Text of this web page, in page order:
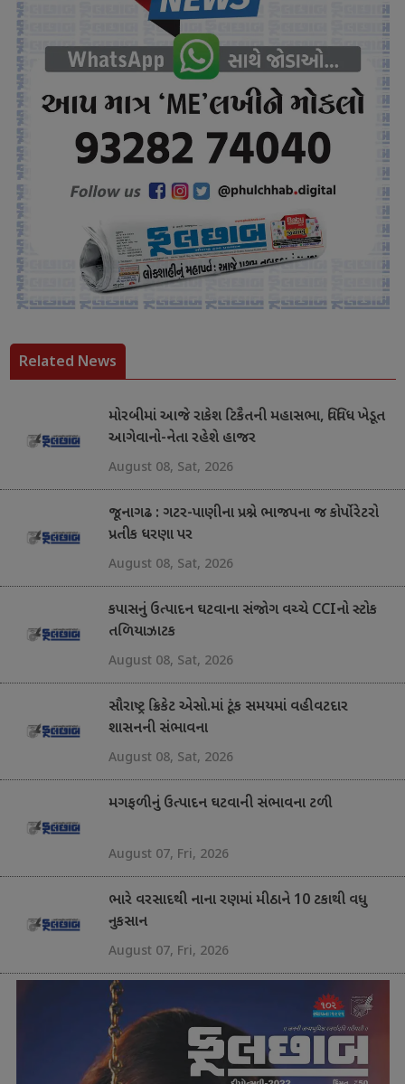
Related News
મોરબીમાં આજે રાકેશ ટિકૈતની મહાસભા, વિવિધ ખેડૂત
આગેવાનો-નેતા રહેશે હાજર
August 08, Sat, 2026
જૂનાગઢ : ગટર-પાણીના પ્રશ્ને ભાજપના જ કોર્પોરેટરો
પ્રતીક ધરણા પર
August 08, Sat, 2026
કપાસનું ઉત્પાદન ઘટવાના સંજોગ વચ્ચે CCIનો સ્ટોક
તળિયાઝાટક
August 08, Sat, 2026
સૌરાષ્ટ્ર ક્રિકેટ એસો.માં ટૂંક સમયમાં વહીવટદાર
શાસનની સંભાવના
August 08, Sat, 2026
મગફળીનું ઉત્પાદન ઘટવાની સંભાવના ટળી
August 07, Fri, 2026
ભારે વરસાદથી નાના રણમાં મીઠાને 10 ટકાથી વધુ
નુકસાન
August 07, Fri, 2026